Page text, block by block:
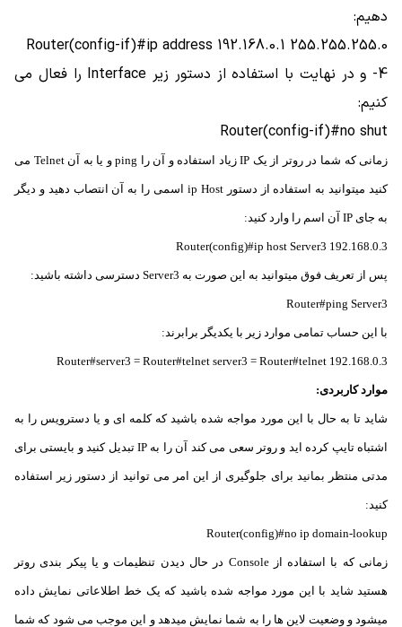
دهیم:
Router(config-if)#ip address 192.168.0.1 255.255.255.0
4- و در نهایت با استفاده از دستور زیر Interface را فعال می
کنیم:
Router(config-if)#no shut
زمانی که شما در روتر از یک IP زیاد استفاده و آن را ping و یا به آن Telnet می
کنید میتوانید به استفاده از دستور ip Host اسمی را به آن انتصاب دهید و دیگر
به جای IP آن اسم را وارد کنید:
Router(config)#ip host Server3 192.168.0.3
پس از تعریف فوق میتوانید به این صورت به Server3 دسترسی داشته باشید:
Router#ping Server3
با این حساب تمامی موارد زیر با یکدیگر برابرند:
Router#server3 = Router#telnet server3 = Router#telnet 192.168.0.3
موارد کاربردی:
شاید تا به حال با این مورد مواجه شده باشید که کلمه ای و یا دسترویس را به
اشتباه تایپ کرده اید و روتر سعی می کند آن را به IP تبدیل کنید و بایستی برای
مدتی منتظر بمانید برای جلوگیری از این امر می توانید از دستور زیر استفاده
کنید:
Router(config)#no ip domain-lookup
زمانی که با استفاده از Console در حال دیدن تنظیمات و یا پیکر بندی روتر
هستید شاید با این مورد مواجه شده باشید که یک خط اطلاعاتی نمایش داده
میشود و وضعیت لاین ها را به شما نمایش میدهد و این موجب می شود که شما